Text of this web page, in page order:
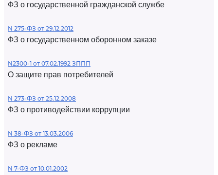
ФЗ о государственной гражданской службе
N 275-ФЗ от 29.12.2012
ФЗ о государственном оборонном заказе
N2300-1 от 07.02.1992 ЗППП
О защите прав потребителей
N 273-ФЗ от 25.12.2008
ФЗ о противодействии коррупции
N 38-ФЗ от 13.03.2006
ФЗ о рекламе
N 7-ФЗ от 10.01.2002